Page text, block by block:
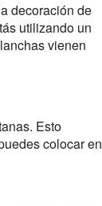
decoración de
utilizando un
vienen
Esto
colocar en